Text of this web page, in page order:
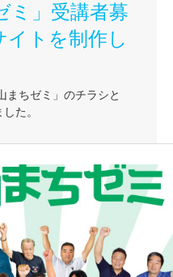
ミ」受講者募
トを制作し
まちゼミ」のチラシと
た。